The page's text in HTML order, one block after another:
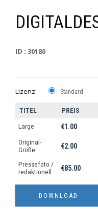
ID : 30180
Lizenz: Standard
TITEL PREIS
Large €1.00
Original-
Größe
€2.00
Pressefoto /
redaktionell
€85.00